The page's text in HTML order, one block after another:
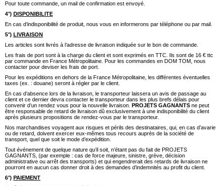
Pour toute commande, un mail de confirmation est envoyé.
4°) DISPONIBILITE
En cas d’indisponibilité de produit, nous vous en informerons par téléphone ou par mail.
5°) LIVRAISON
Les articles sont livrés à l’adresse de livraison indiquée sur le bon de commande.
Les frais de port sont à la charge du client et sont exprimés en TTC. Ils sont de 16 € ttc
par commande en France Métropolitaine. Pour les commandes en DOM TOM, nous
contacter pour deviser les frais de port.
Pour les expéditions en dehors de la France Métropolitaine, les différentes éventuelles
taxes (ex. : douane) seront à régler par le client.
En cas d’absence lors de la livraison, le transporteur laissera un avis de passage au
client et ce dernier devra contacter le transporteur dans les plus brefs délais pour
convenir d’un rendez vous pour la nouvelle livraison. PROJETS GAGNANTS ne peut
être responsable de retard de livraison dû exclusivement à une indisponibilité du client
après plusieurs propositions de rendez-vous par le transporteur.
Nos marchandises voyagent aux risques et périls des destinataires, qui, en cas d’avarie
ou de retard, doivent exercer eux-mêmes tous recours auprès de la société de
transport, quel que soit le mode d’expédition.
Tout événement de quelque nature qu’il soit, n’étant pas du fait de PROJETS
GAGNANTS, (par exemple : cas de force majeure, sinistre, grève, décision
administrative ou arrêt des transports) et qui engendrerait des retards de livraison ne
pourront en aucun cas donner droit à des demandes d’indemnités au profit du client.
6°) PAIEMENT